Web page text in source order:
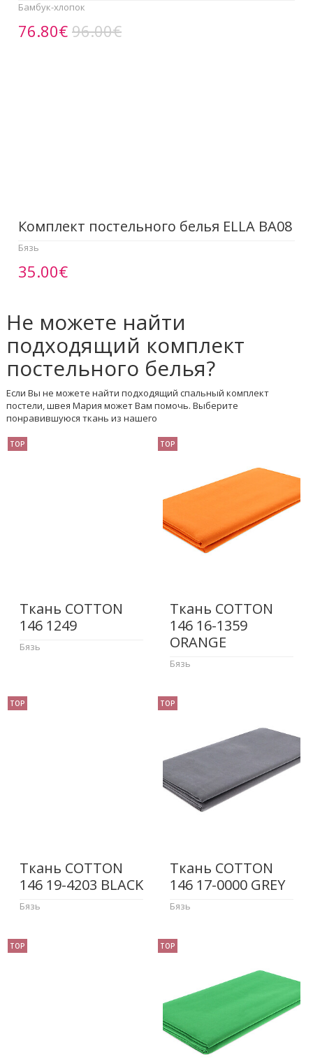
Бамбук-хлопок
76.80€96.00€
Комплект постельного белья ELLA BA08
Бязь
35.00€
Не можете найти
подходящий комплект
постельного белья?
Если Вы не можете найти подходящий спальный комплект
постели, швея Мария может Вам помочь. Выберите
понравившуюся ткань из нашего
TOP
Ткань COTTON
146 1249
Бязь
TOP
Ткань COTTON
146 16-1359
ORANGE
Бязь
TOP
Ткань COTTON
146 19-4203 BLACK
Бязь
TOP
Ткань COTTON
146 17-0000 GREY
Бязь
TOP TOP